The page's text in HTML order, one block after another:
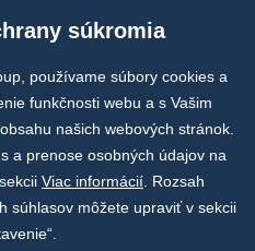
súkromia
používame súbory cookies a
funkčnosti webu a s Vašim
našich webových stránok.
a prenose osobných údajov na
Viac informácií . Rozsah
súhlasov môžete upraviť v sekcii